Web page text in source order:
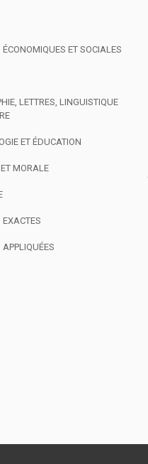
ÉCONOMIQUES ET SOCIALES
LETTRES, LINGUISTIQUE
ET ÉDUCATION
MORALE
EXACTES
APPLIQUÉES